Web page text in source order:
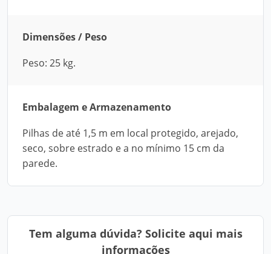
Dimensões / Peso
Peso: 25 kg.
Embalagem e Armazenamento
Pilhas de até 1,5 m em local protegido, arejado,
seco, sobre estrado e a no mínimo 15 cm da
parede.
Tem alguma dúvida? Solicite aqui mais
informações